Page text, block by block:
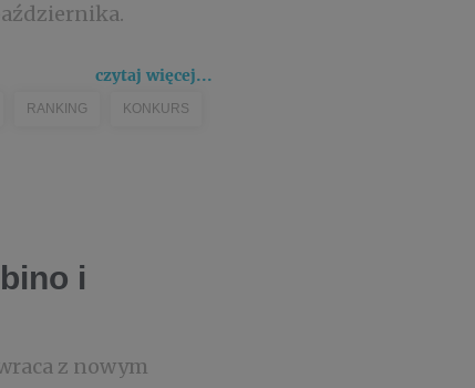
czytaj więcej...
RANKING KONKURS
i
z nowym